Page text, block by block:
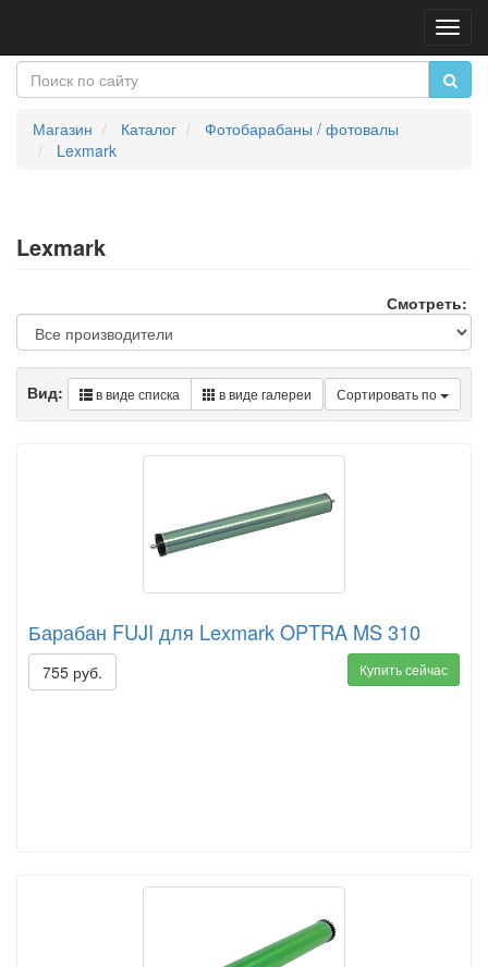
Магазин Каталог
Фотобарабаны / фотовалы
Lexmark
Lexmark
Смотреть:
Сортировать по
Вид: в виде списка в виде галереи
Барабан FUJI для Lexmark OPTRA MS 310
755 руб. Купить сейчас